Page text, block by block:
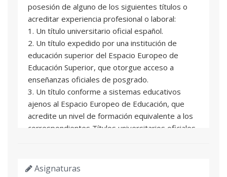
posesión de alguno de los siguientes títulos o
acreditar experiencia profesional o laboral:
1. Un título universitario oficial español.
2. Un título expedido por una institución de
educación superior del Espacio Europeo de
Educación Superior, que otorgue acceso a
enseñanzas oficiales de posgrado.
3. Un título conforme a sistemas educativos
ajenos al Espacio Europeo de Educación, que
acredite un nivel de formación equivalente a los
correspondientes Títulos universitarios oficiales
de postgrado.
Asignaturas